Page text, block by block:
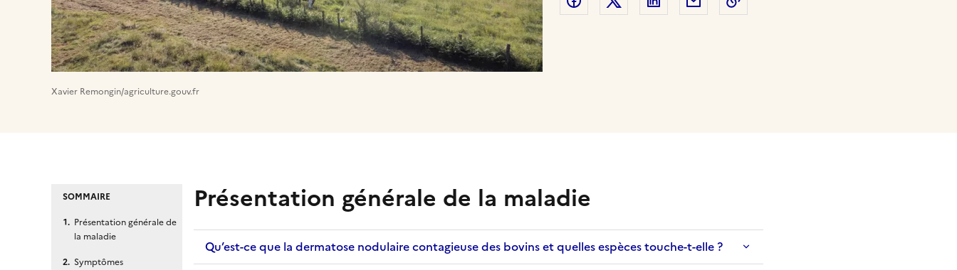
Xavier Remongin/agriculture.gouv.fr
SOMMAIRE
Présentation générale de
la maladie
Symptômes
Présentation générale de la maladie
Qu’est-ce que la dermatose nodulaire contagieuse des bovins et quelles espèces touche-t-elle ?